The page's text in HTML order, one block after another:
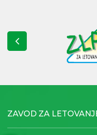
ZAVOD ZA